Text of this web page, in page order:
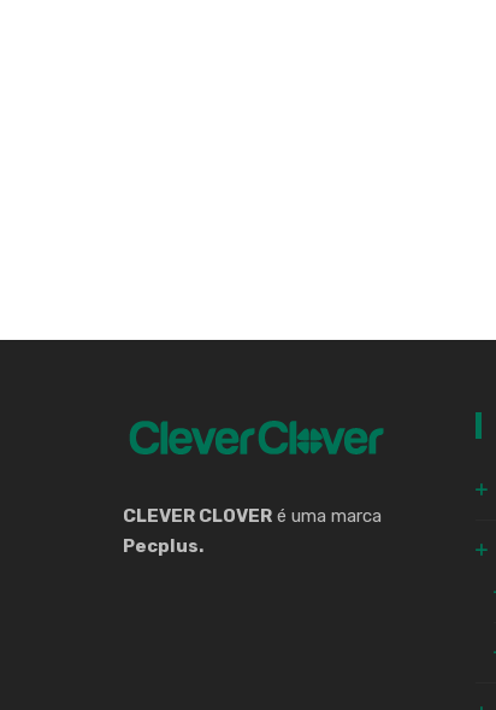
CLEVER CLOVER é uma marca
Pecplus.